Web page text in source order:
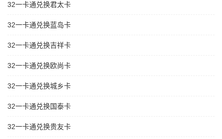
32一卡通兑换君太卡
32一卡通兑换蓝岛卡
32一卡通兑换吉祥卡
32一卡通兑换欧尚卡
32一卡通兑换城乡卡
32一卡通兑换国泰卡
32一卡通兑换贵友卡